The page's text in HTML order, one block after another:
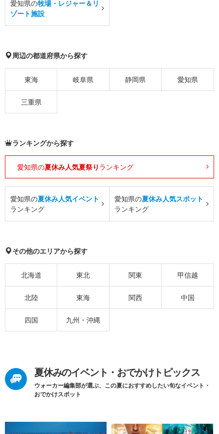
愛知県の牧場・レジャー＆リ
ゾート施設
周辺の都道府県から探す
東海 岐阜県 静岡県 愛知県
三重県
ランキングから探す
愛知県の夏休み人気夏祭り ランキング
愛知県の夏休み人気イベント
ランキング
愛知県の夏休み人気スポット
ランキング
その他のエリアから探す
北海道 東北 関東 甲信越
北陸 東海 関西 中国
四国 九州・沖縄
夏休みのイベント・おでかけトピックス
ウォーカー編集部が選ぶ、この夏におすすめしたい旬なイベント・
おでかけスポット